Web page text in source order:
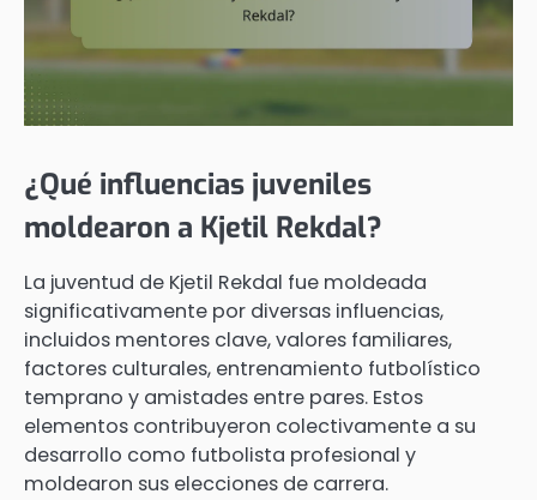
¿Qué influencias juveniles
moldearon a Kjetil Rekdal?
La juventud de Kjetil Rekdal fue moldeada
significativamente por diversas influencias,
incluidos mentores clave, valores familiares,
factores culturales, entrenamiento futbolístico
temprano y amistades entre pares. Estos
elementos contribuyeron colectivamente a su
desarrollo como futbolista profesional y
moldearon sus elecciones de carrera.